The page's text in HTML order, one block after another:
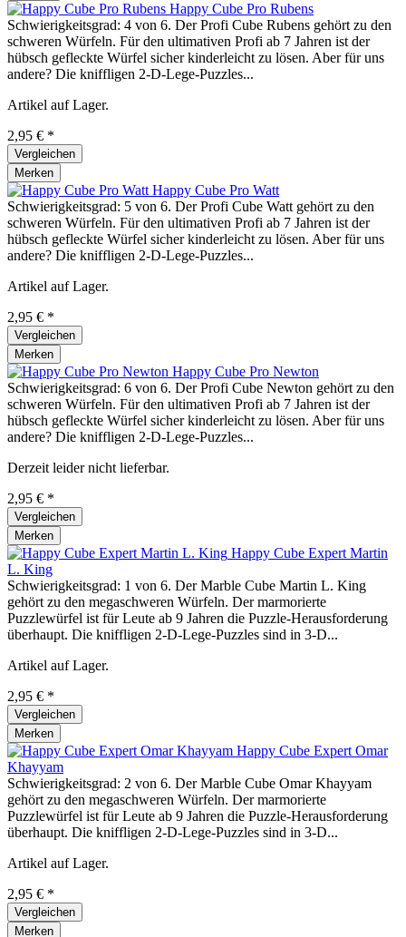
Happy Cube Pro Rubens
Schwierigkeitsgrad: 4 von 6. Der Profi Cube Rubens gehört zu den
schweren Würfeln. Für den ultimativen Profi ab 7 Jahren ist der
hübsch gefleckte Würfel sicher kinderleicht zu lösen. Aber für uns
andere? Die kniffligen 2-D-Lege-Puzzles...
Artikel auf Lager.
2,95 € *
Vergleichen
Merken
Happy Cube Pro Watt
Schwierigkeitsgrad: 5 von 6. Der Profi Cube Watt gehört zu den
schweren Würfeln. Für den ultimativen Profi ab 7 Jahren ist der
hübsch gefleckte Würfel sicher kinderleicht zu lösen. Aber für uns
andere? Die kniffligen 2-D-Lege-Puzzles...
Artikel auf Lager.
2,95 € *
Vergleichen
Merken
Happy Cube Pro Newton
Schwierigkeitsgrad: 6 von 6. Der Profi Cube Newton gehört zu den
schweren Würfeln. Für den ultimativen Profi ab 7 Jahren ist der
hübsch gefleckte Würfel sicher kinderleicht zu lösen. Aber für uns
andere? Die kniffligen 2-D-Lege-Puzzles...
Derzeit leider nicht lieferbar.
2,95 € *
Vergleichen
Merken
Happy Cube Expert Martin
L. King
Schwierigkeitsgrad: 1 von 6. Der Marble Cube Martin L. King
gehört zu den megaschweren Würfeln. Der marmorierte
Puzzlewürfel ist für Leute ab 9 Jahren die Puzzle-Herausforderung
überhaupt. Die kniffligen 2-D-Lege-Puzzles sind in 3-D...
Artikel auf Lager.
2,95 € *
Vergleichen
Merken
Happy Cube Expert Omar
Khayyam
Schwierigkeitsgrad: 2 von 6. Der Marble Cube Omar Khayyam
gehört zu den megaschweren Würfeln. Der marmorierte
Puzzlewürfel ist für Leute ab 9 Jahren die Puzzle-Herausforderung
überhaupt. Die kniffligen 2-D-Lege-Puzzles sind in 3-D...
Artikel auf Lager.
2,95 € *
Vergleichen
Merken